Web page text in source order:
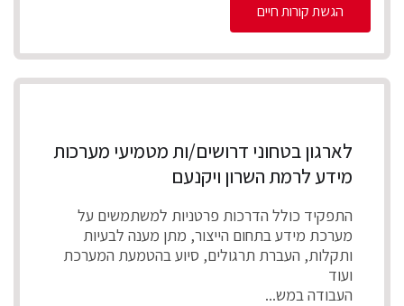
הגשת קורות חיים
לארגון בטחוני דרושים/ות מטמיעי מערכות
מידע לרמת השרון ויקנעם
התפקיד כולל הדרכות פרטניות למשתמשים על
מערכת מידע בתחום הייצור, מתן מענה לבעיות
ותקלות, העברת תרגולים, סיוע בהטמעת המערכת
ועוד
העבודה במש...